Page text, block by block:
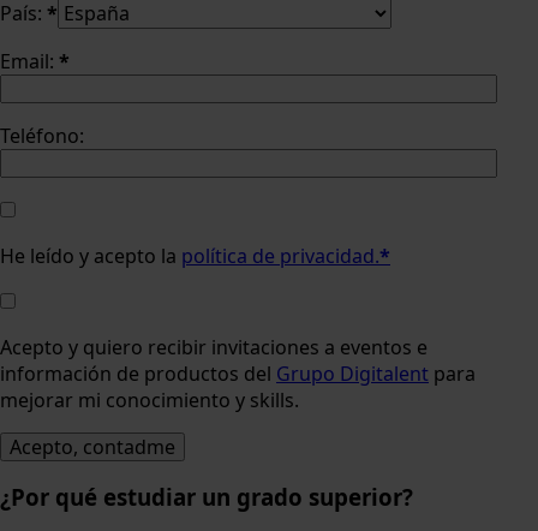
País: *
Email: *
Teléfono:
He leído y acepto la política de privacidad.*
Acepto y quiero recibir invitaciones a eventos e
información de productos del Grupo Digitalent para
mejorar mi conocimiento y skills.
¿Por qué estudiar un grado superior?